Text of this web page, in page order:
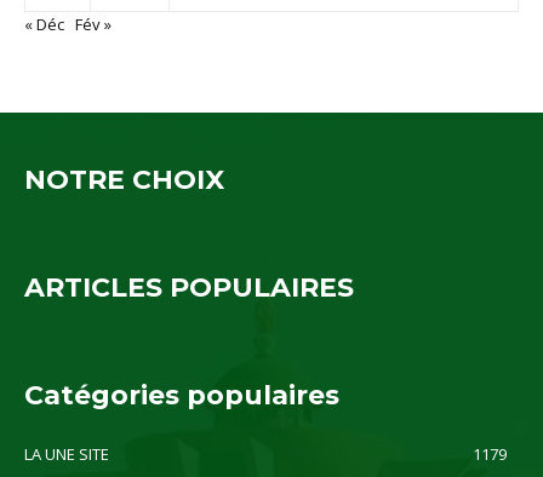
« Déc Fév »
NOTRE CHOIX
ARTICLES POPULAIRES
Catégories populaires
LA UNE SITE
1179